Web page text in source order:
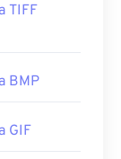
TIFF
BMP
GIF